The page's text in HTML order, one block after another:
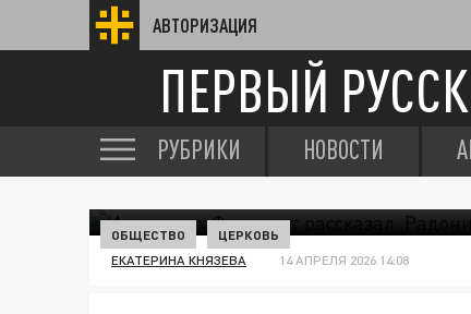
АВТОРИЗАЦИЯ
ПЕРВЫЙ
РУБРИКИ НОВОСТИ
ОБЩЕСТВО ЦЕРКОВЬ
ЕКАТЕРИНА КНЯЗЕВА 14 АПРЕЛЯ 2026 14:08